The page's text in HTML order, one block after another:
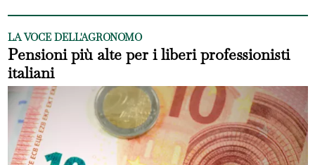
LA VOCE DELL'AGRONOMO
Pensioni più alte per i liberi professionisti
italiani